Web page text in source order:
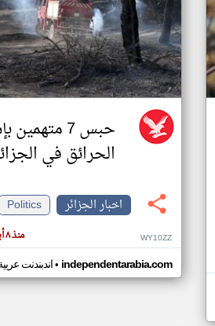
حبس 7
الحرائق في
اخبار الجزائر
Politics
منذ ٨ أيام WY10ZZ
اندبندنت• independentarabia.com